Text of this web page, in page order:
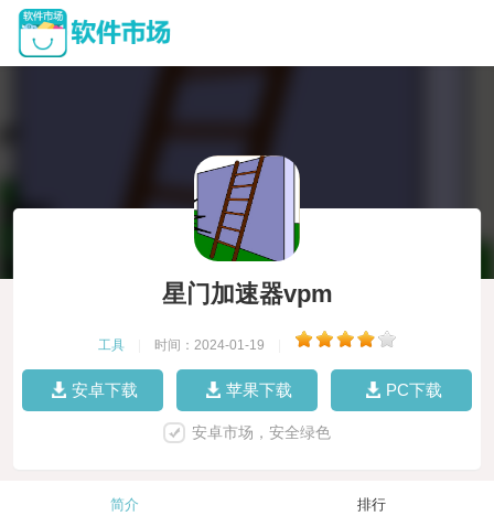
星门加速器vpm
工具 时间：2024-01-19
安卓下载 苹果下载 PC下载
安卓市场，安全绿色
简介 排行